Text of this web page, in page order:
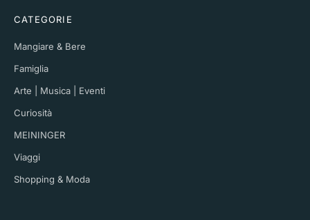
CATEGORIE
Mangiare & Bere
Famiglia
Arte | Musica | Eventi
Curiosità
MEININGER
Viaggi
Shopping & Moda